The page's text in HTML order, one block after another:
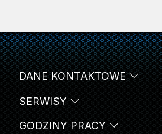
SERWISY
DANE KONTAKTOWE
GODZINY PRACY